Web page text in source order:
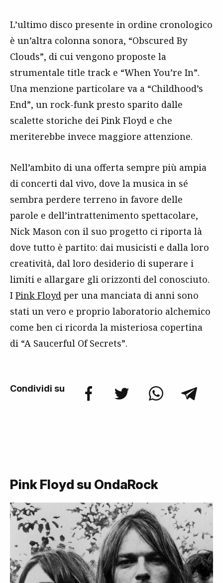
L’ultimo disco presente in ordine cronologico
è un’altra colonna sonora, “Obscured By
Clouds”, di cui vengono proposte la
strumentale title track e “When You’re In”.
Una menzione particolare va a “Childhood’s
End”, un rock-funk presto sparito dalle
scalette storiche dei Pink Floyd e che
meriterebbe invece maggiore attenzione.
Nell’ambito di una offerta sempre più ampia
di concerti dal vivo, dove la musica in sé
sembra perdere terreno in favore delle
parole e dell’intrattenimento spettacolare,
Nick Mason con il suo progetto ci riporta là
dove tutto è partito: dai musicisti e dalla loro
creatività, dal loro desiderio di superare i
limiti e allargare gli orizzonti del conosciuto.
I Pink Floyd per una manciata di anni sono
stati un vero e proprio laboratorio alchemico
come ben ci ricorda la misteriosa copertina
di “A Saucerful Of Secrets”.
Condividi su
Pink Floyd su OndaRock